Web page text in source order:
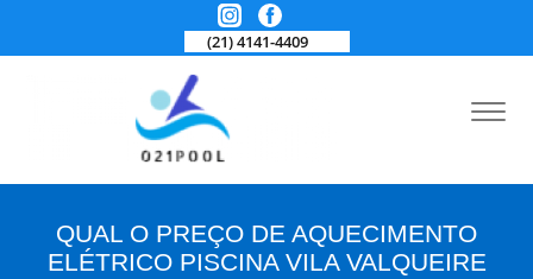
(21) 4141-4409
QUAL O PREÇO DE AQUECIMENTO
ELÉTRICO PISCINA VILA VALQUEIRE